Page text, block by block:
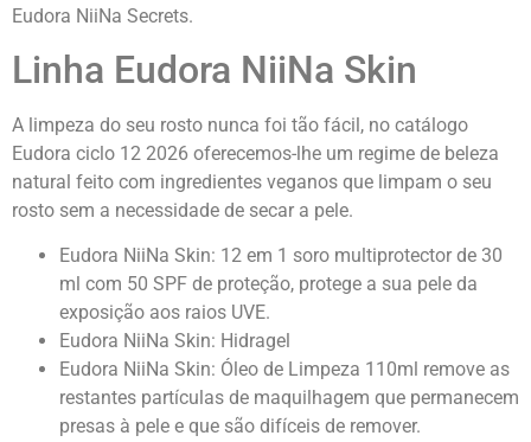
Eudora NiiNa Secrets.
Linha Eudora NiiNa Skin
A limpeza do seu rosto nunca foi tão fácil, no catálogo
Eudora ciclo 12 2026 oferecemos-lhe um regime de beleza
natural feito com ingredientes veganos que limpam o seu
rosto sem a necessidade de secar a pele.
Eudora NiiNa Skin: 12 em 1 soro multiprotector de 30
ml com 50 SPF de proteção, protege a sua pele da
exposição aos raios UVE.
Eudora NiiNa Skin: Hidragel
Eudora NiiNa Skin: Óleo de Limpeza 110ml remove as
restantes partículas de maquilhagem que permanecem
presas à pele e que são difíceis de remover.